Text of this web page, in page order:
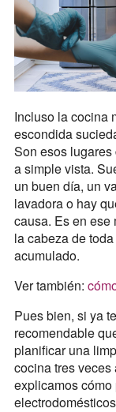
Incluso la cocina
escondida
Son esos
a simple vista.
un buen día, un
lavadora o hay
causa. Es en ese
la cabeza de
acumulado.
Ver también:
Pues bien, si ya
recomendable
planificar una
cocina tres veces
explicamos